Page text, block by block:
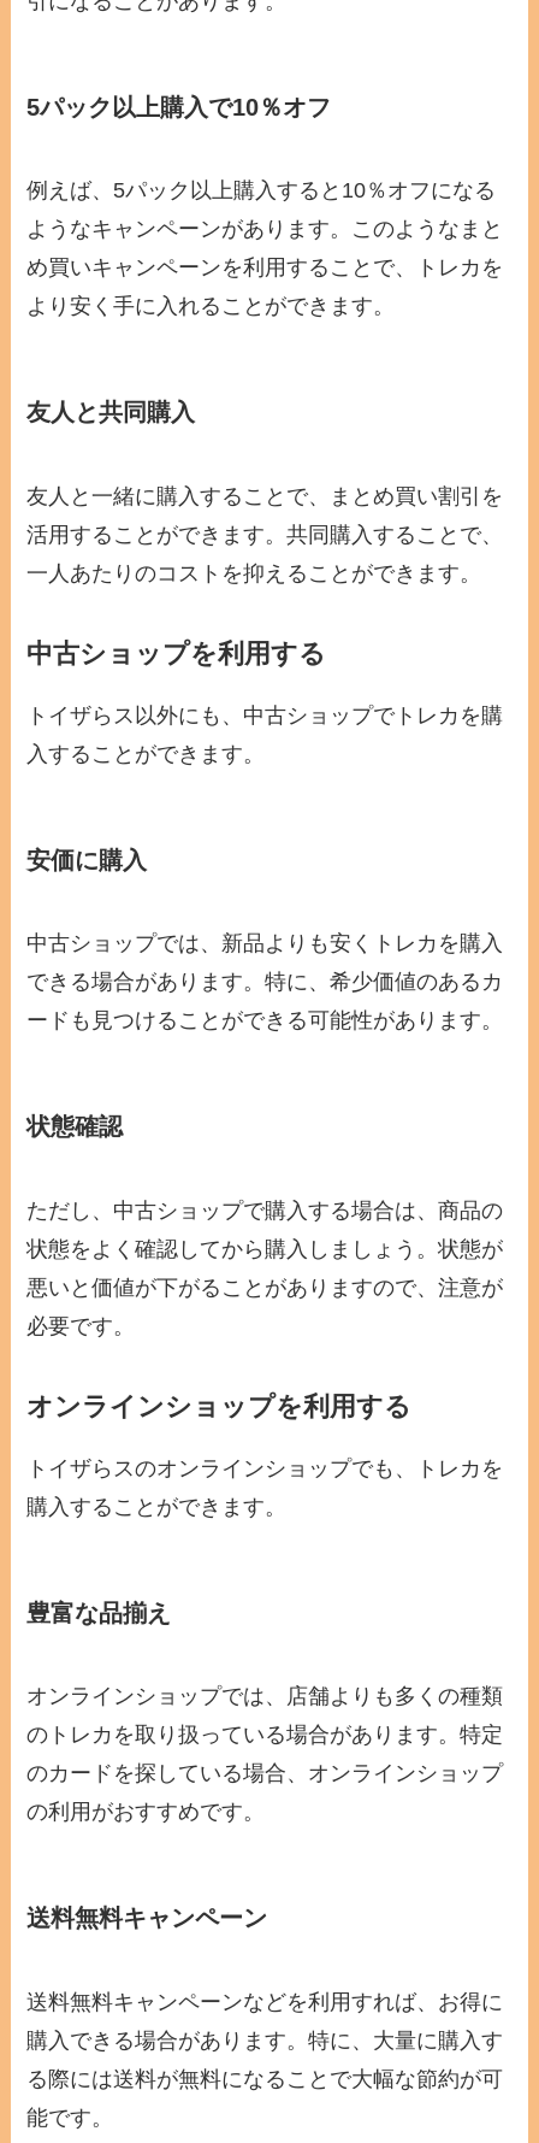
5パック以上購入で10％オフ
例えば、5パック以上購入すると10％オフになる
ようなキャンペーンがあります。このようなまと
め買いキャンペーンを利用することで、トレカを
より安く手に入れることができます。
友人と共同購入
友人と一緒に購入することで、まとめ買い割引を
活用することができます。共同購入することで、
一人あたりのコストを抑えることができます。
中古ショップを利用する
トイザらス以外にも、中古ショップでトレカを購
入することができます。
安価に購入
中古ショップでは、新品よりも安くトレカを購入
できる場合があります。特に、希少価値のあるカ
ードも見つけることができる可能性があります。
状態確認
ただし、中古ショップで購入する場合は、商品の
状態をよく確認してから購入しましょう。状態が
悪いと価値が下がることがありますので、注意が
必要です。
オンラインショップを利用する
トイザらスのオンラインショップでも、トレカを
購入することができます。
豊富な品揃え
オンラインショップでは、店舗よりも多くの種類
のトレカを取り扱っている場合があります。特定
のカードを探している場合、オンラインショップ
の利用がおすすめです。
送料無料キャンペーン
送料無料キャンペーンなどを利用すれば、お得に
購入できる場合があります。特に、大量に購入す
る際には送料が無料になることで大幅な節約が可
能です。